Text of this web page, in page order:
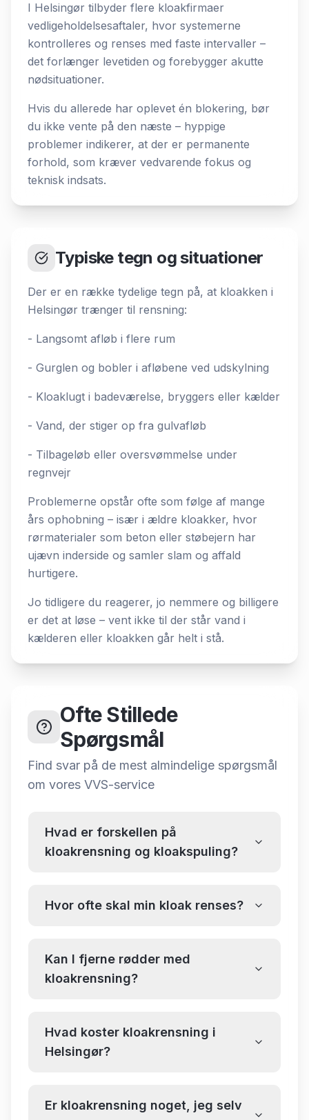
I Helsingør tilbyder flere kloakfirmaer
vedligeholdelsesaftaler, hvor systemerne
kontrolleres og renses med faste intervaller –
det forlænger levetiden og forebygger akutte
nødsituationer.
Hvis du allerede har oplevet én blokering, bør
du ikke vente på den næste – hyppige
problemer indikerer, at der er permanente
forhold, som kræver vedvarende fokus og
teknisk indsats.
Typiske tegn og situationer
Der er en række tydelige tegn på, at kloakken i
Helsingør trænger til rensning:
- Langsomt afløb i flere rum
- Gurglen og bobler i afløbene ved udskylning
- Kloaklugt i badeværelse, bryggers eller kælder
- Vand, der stiger op fra gulvafløb
- Tilbageløb eller oversvømmelse under
regnvejr
Problemerne opstår ofte som følge af mange
års ophobning – især i ældre kloakker, hvor
rørmaterialer som beton eller støbejern har
ujævn inderside og samler slam og affald
hurtigere.
Jo tidligere du reagerer, jo nemmere og billigere
er det at løse – vent ikke til der står vand i
kælderen eller kloakken går helt i stå.
Ofte Stillede
Spørgsmål
Find svar på de mest almindelige spørgsmål
om vores VVS-service
Hvad er forskellen på
kloakrensning og kloakspuling?
Hvor ofte skal min kloak renses?
Kan I fjerne rødder med
kloakrensning?
Hvad koster kloakrensning i
Helsingør?
Er kloakrensning noget, jeg selv